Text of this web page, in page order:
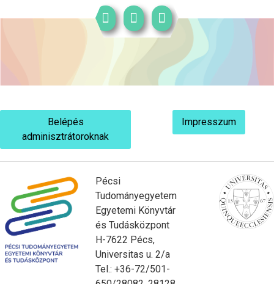
Belépés
adminisztrátoroknak
Impresszum
Pécsi
Tudományegyetem
Egyetemi Könyvtár
és Tudásközpont
H-7622 Pécs,
Universitas u. 2/a
Tel.: +36-72/501-